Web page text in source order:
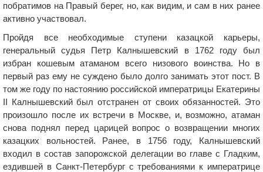
побратимов на Правый берег, но, как видим, и сам в них ранее
активно участвовал.
Пройдя все необходимые ступени казацкой карьеры,
генеральный судья Петр Калнышевский в 1762 году был
избран кошевым атаманом всего низового воинства. Но в
первый раз ему не суждено было долго занимать этот пост. В
том же году по настоянию российской императрицы Екатерины
ІІ Калнышевский был отстранен от своих обязанностей. Это
произошло после их встречи в Москве, и, возможно, атаман
снова поднял перед царицей вопрос о возвращении многих
казацких вольностей. Ранее, в 1756 году, Калнышевский
входил в состав запорожской делегации во главе с Гладким,
ездившей в Санкт-Петербург с требованиями к императрице